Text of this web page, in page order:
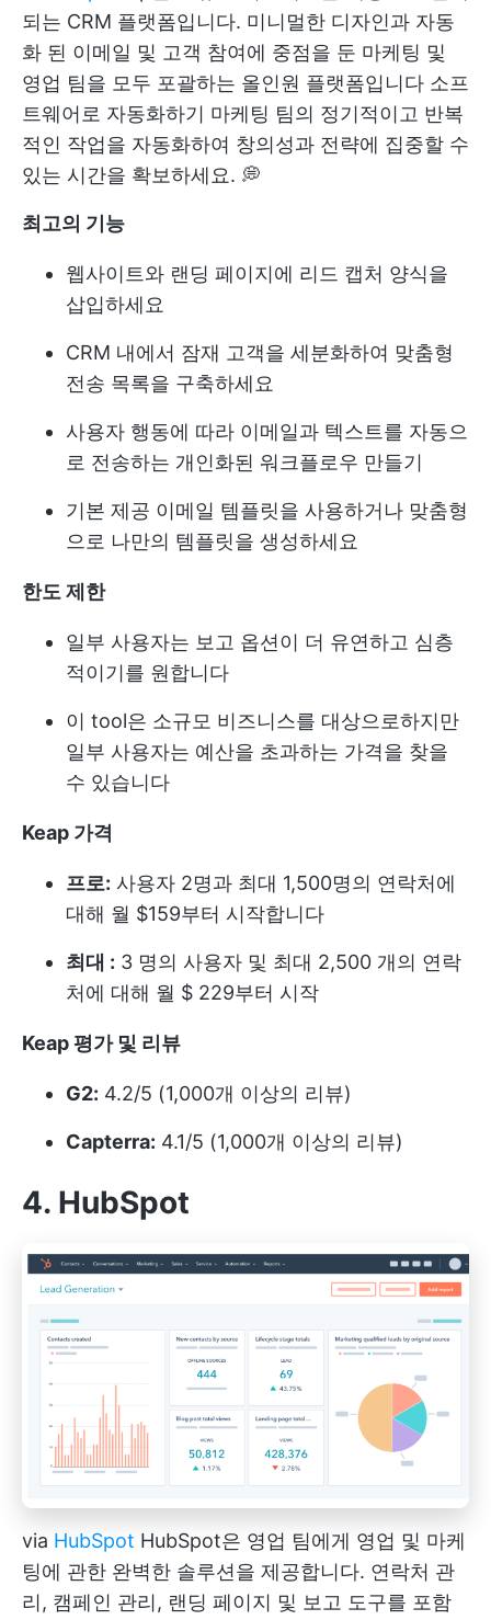
되는 CRM 플랫폼입니다. 미니멀한 디자인과 자동
화 된 이메일 및 고객 참여에 중점을 둔 마케팅 및
영업 팀을 모두 포괄하는 올인원 플랫폼입니다 소프
트웨어로 자동화하기 마케팅 팀의 정기적이고 반복
적인 작업을 자동화하여 창의성과 전략에 집중할 수
있는 시간을 확보하세요. 💭
최고의 기능
웹사이트와 랜딩 페이지에 리드 캡처 양식을
삽입하세요
CRM 내에서 잠재 고객을 세분화하여 맞춤형
전송 목록을 구축하세요
사용자 행동에 따라 이메일과 텍스트를 자동으
로 전송하는 개인화된 워크플로우 만들기
기본 제공 이메일 템플릿을 사용하거나 맞춤형
으로 나만의 템플릿을 생성하세요
한도 제한
일부 사용자는 보고 옵션이 더 유연하고 심층
적이기를 원합니다
이 tool은 소규모 비즈니스를 대상으로하지만
일부 사용자는 예산을 초과하는 가격을 찾을
수 있습니다
Keap 가격
프로: 사용자 2명과 최대 1,500명의 연락처에
대해 월 $159부터 시작합니다
최대 : 3 명의 사용자 및 최대 2,500 개의 연락
처에 대해 월 $ 229부터 시작
Keap 평가 및 리뷰
G2: 4.2/5 (1,000개 이상의 리뷰)
Capterra: 4.1/5 (1,000개 이상의 리뷰)
4. HubSpot
via HubSpot HubSpot은 영업 팀에게 영업 및 마케
팅에 관한 완벽한 솔루션을 제공합니다. 연락처 관
리, 캠페인 관리, 랜딩 페이지 및 보고 도구를 포함